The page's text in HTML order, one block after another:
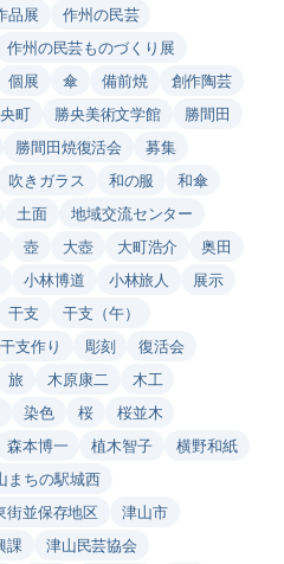
品展
作州の民芸
作州の民芸ものづくり展
個展 傘 備前焼
創作陶芸
町 勝央美術文学館
勝間田
勝間田焼復活会
募集
吹きガラス 和の服
和傘
土面
地域交流センター
壺 大壺 大町浩介
奥田
小林博道 小林旅人
展示
干支
干支（午）
干支作り 彫刻
復活会
旅 木原康二
木工
染色 桜
桜並木
森本博一 植木智子
横野和紙
まちの駅城西
街並保存地区
津山市
課
津山民芸協会